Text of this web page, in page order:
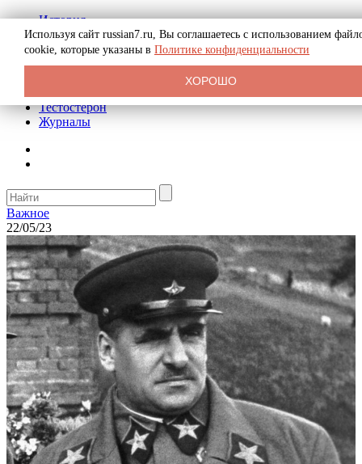
История
Биография
Криминал
Реклама на сайте
Тестостерон
Журналы
Важное
22/05/23
Используя сайт russian7.ru, Вы соглашаетесь с использованием
cookie, которые указаны в Политике конфиденциальности
ХОРОШО